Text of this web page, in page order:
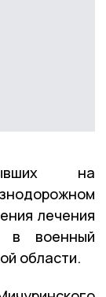
на
лечения
в военный
области.